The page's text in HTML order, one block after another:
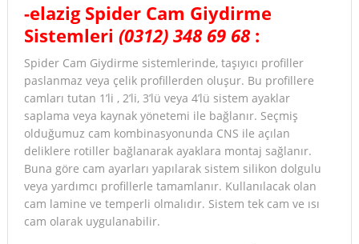
-elazig Spider Cam Giydirme
Sistemleri (0312) 348 69 68 :
Spider Cam Giydirme sistemlerinde, taşıyıcı profiller
paslanmaz veya çelik profillerden oluşur. Bu profillere
camları tutan 1’li , 2’li, 3’lü veya 4’lü sistem ayaklar
saplama veya kaynak yönetemi ile bağlanır. Seçmiş
olduğumuz cam kombinasyonunda CNS ile açılan
deliklere rotiller bağlanarak ayaklara montaj sağlanır.
Buna göre cam ayarları yapılarak sistem silikon dolgulu
veya yardımcı profillerle tamamlanır. Kullanılacak olan
cam lamine ve temperli olmalıdır. Sistem tek cam ve ısı
cam olarak uygulanabilir.